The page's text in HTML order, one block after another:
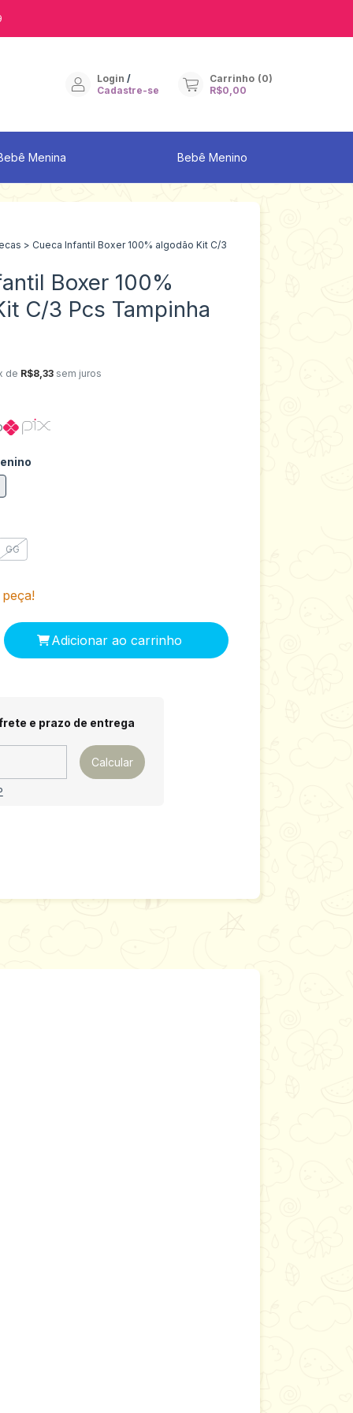
Login /
Cadastre-se
Carrinho (0)
R$0,00
Menina Bebê Menino
> Cueca Infantil Boxer 100% algodão Kit C/3
Boxer 100%
C/3 Pcs Tampinha
de R$8,33 sem juros
GG
Alterar CEP
e prazo de entrega
Calcular